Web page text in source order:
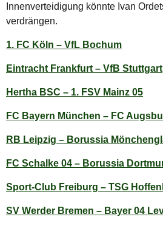
Innenverteidigung könnte Ivan
verdrängen.
1. FC Köln – VfL Bochum
Eintracht Frankfurt – VfB Stuttgart
Hertha BSC – 1. FSV Mainz 05
FC Bayern München – FC
RB Leipzig – Borussia
FC Schalke 04 – Borussia
Sport-Club Freiburg – TSG
SV Werder Bremen – Bayer 04